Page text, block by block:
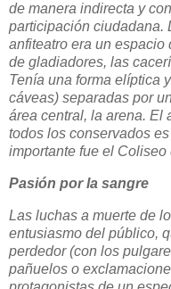
de manera indirecta y
participación ciudadana.
anfiteatro era un
de gladiadores, las
Tenía una forma elíptica
cáveas) separadas por
área central, la arena. El
todos los conservados
importante fue el Coliseo
Pasión por la sangre
Las luchas a muerte de
entusiasmo del público,
perdedor (con los
pañuelos o